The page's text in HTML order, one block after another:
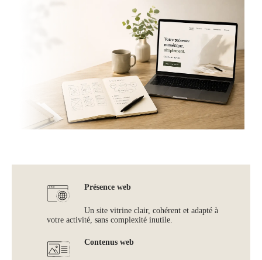
Présence web
Un site vitrine clair, cohérent et adapté à
votre activité, sans complexité inutile.
Contenus web